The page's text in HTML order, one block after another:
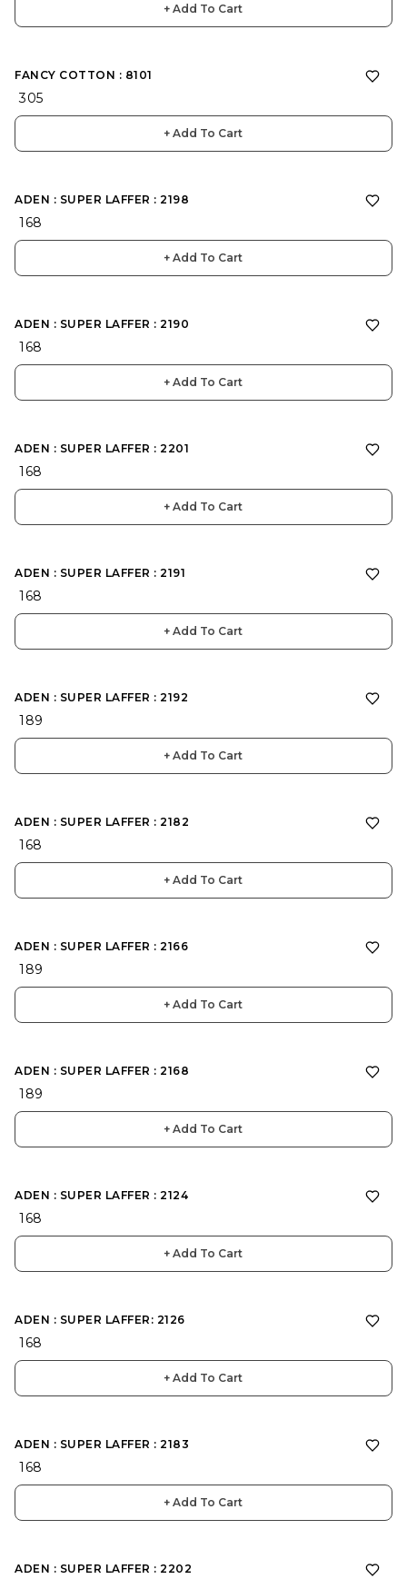
+ Add To Cart
FANCY COTTON : 8101
₹ 305
+ Add To Cart
ADEN : SUPER LAFFER : 2198
₹ 168
+ Add To Cart
ADEN : SUPER LAFFER : 2190
₹ 168
+ Add To Cart
ADEN : SUPER LAFFER : 2201
₹ 168
+ Add To Cart
ADEN : SUPER LAFFER : 2191
₹ 168
+ Add To Cart
ADEN : SUPER LAFFER : 2192
₹ 189
+ Add To Cart
ADEN : SUPER LAFFER : 2182
₹ 168
+ Add To Cart
ADEN : SUPER LAFFER : 2166
₹ 189
+ Add To Cart
ADEN : SUPER LAFFER : 2168
₹ 189
+ Add To Cart
ADEN : SUPER LAFFER : 2124
₹ 168
+ Add To Cart
ADEN : SUPER LAFFER: 2126
₹ 168
+ Add To Cart
ADEN : SUPER LAFFER : 2183
₹ 168
+ Add To Cart
ADEN : SUPER LAFFER : 2202